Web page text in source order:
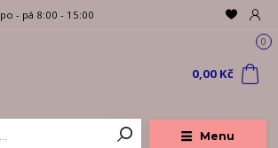
Menu
po - pá 8:00 - 15:00
0
0,00 Kč